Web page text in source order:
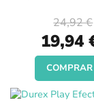
Special
Price
19,94
24,92 €
COMPRAR